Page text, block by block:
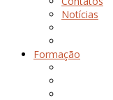
Notícias
Formação